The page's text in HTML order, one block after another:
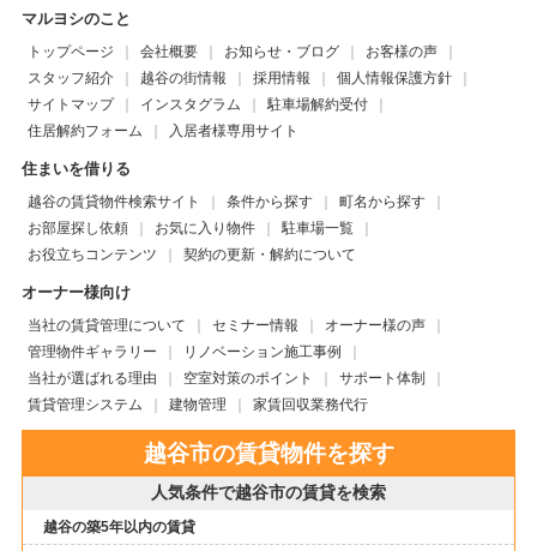
マルヨシのこと
トップページ 会社概要 お知らせ・ブログ
お客様の声
スタッフ紹介
越谷の街情報 採用情報
個人情報保護方針
サイトマップ
インスタグラム
駐車場解約受付
住居解約フォーム
入居者様専用サイト
住まいを借りる
越谷の賃貸物件検索サイト 条件から探す
町名から探す
お部屋探し依頼
お気に入り物件
駐車場一覧
お役立ちコンテンツ
契約の更新・解約について
オーナー様向け
当社の賃貸管理について セミナー情報
オーナー様の声
管理物件ギャラリー
リノベーション施工事例
当社が選ばれる理由
空室対策のポイント
サポート体制
賃貸管理システム
建物管理 家賃回収業務代行
越谷市の賃貸物件を探す
人気条件で越谷市の賃貸を検索
越谷の築5年以内の賃貸